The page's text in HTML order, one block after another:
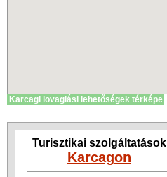
Karcagi lovaglási lehetőségek térképe
Turisztikai szolgáltatások
Karcagon